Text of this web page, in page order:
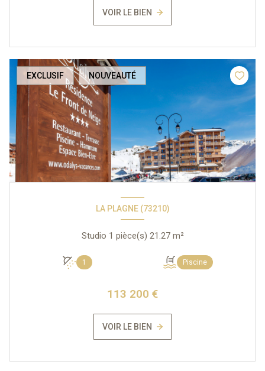
VOIR LE BIEN
EXCLUSIF NOUVEAUTÉ
LA PLAGNE (73210)
Studio 1 pièce(s) 21.27 m²
1 Piscine
113 200 €
VOIR LE BIEN